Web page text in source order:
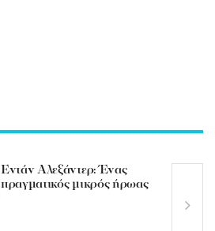
Εντάν Αλεξάντερ: Ένας
πραγματικός μικρός ήρωας